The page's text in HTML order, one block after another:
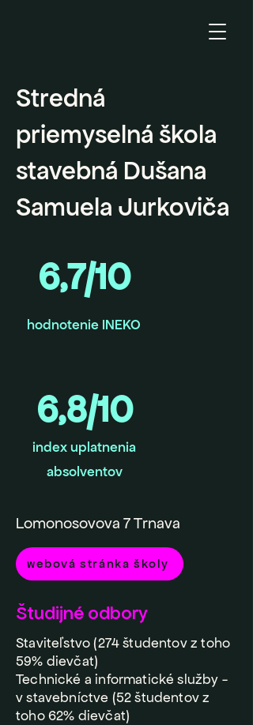
Stredná
priemyselná škola
stavebná Dušana
Samuela Jurkoviča
6,7/10
hodnotenie INEKO
6,8/10
index uplatnenia
absolventov
Lomonosovova 7 Trnava
webová stránka školy
Študijné odbory
Staviteľstvo (274 študentov z toho
59% dievčat)
Technické a informatické služby -
v stavebníctve (52 študentov z
toho 62% dievčat)